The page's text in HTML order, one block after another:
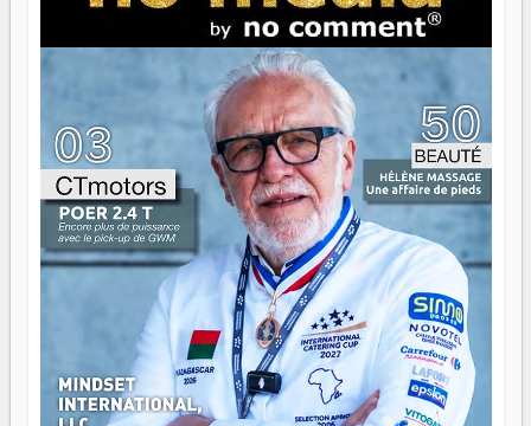
brûle fort — et parfois, ça brûle vite. Une flamme sans
direction peut éclairer autant qu'elle peut consumer. C'est
là que les aînés entrent en scène — pas pour reprendre le
gouvernail, mais pour montrer où sont les récifs. Les jeunes
ont la force, les vieux ont l'expérience, comme on dit. Ce
n'est pas un combat de générations — c'est une question
d'équipage. Partagez vos réussites, mais aussi vos échecs.
Surtout vos échecs, d'ailleurs — ils enseignent mieux que
n'importe quel manuel. À Madagascar, la barque avance.
Il faut juste s'assurer que tout le monde rame dans le
même sens.